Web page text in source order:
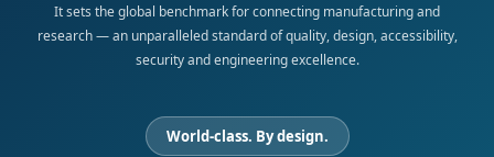
It sets the global benchmark for connecting manufacturing and
research — an unparalleled standard of quality, design, accessibility,
security and engineering excellence.
World-class. By design.